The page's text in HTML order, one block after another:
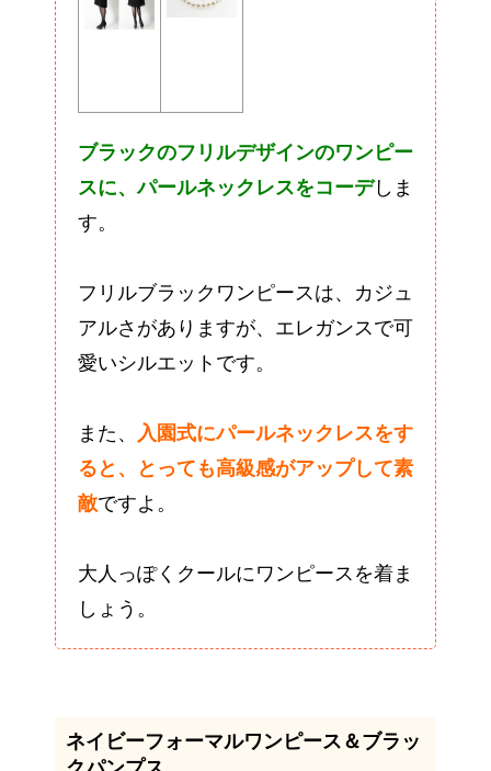
ブラックのフリルデザインのワンピー
スに、パールネックレスをコーデしま
す。
フリルブラックワンピースは、カジュ
アルさがありますが、エレガンスで可
愛いシルエットです。
また、 入園式にパールネックレスをす
ると、とっても高級感がアップして素
敵ですよ。
大人っぽくクールにワンピースを着ま
しょう。
ネイビーフォーマルワンピース＆ブラッ